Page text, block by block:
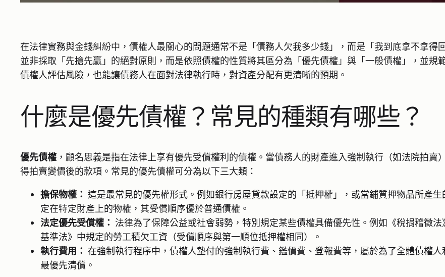
在法律實務與金錢糾紛中，債權人最關心的問題通常不是「債務人欠我多少錢」，而是「我到底拿不拿
並非採取「先搶先贏」的絕對原則，而是依照債權的性質將其區分為「優先債權」與「一般債權」，並
債權人評估風險，也能讓債務人在面對法律執行時，對資產分配有更清晰的預期。
什麼是優先債權？常見的種類有哪些？
優先債權 ，顧名思義是指在法律上享有優先受償權利的債權。當債務人的財產進入強制執行（如法院拍
得拍賣變價後的款項。常見的優先債權可分為以下三大類：
擔保物權： 這是最常見的優先權形式。例如銀行房屋貸款設定的「抵押權」，或當鋪質押物品所產
定在特定財產上的物權，其受償順序優於普通債權。
法定優先受償權： 法律為了保障公益或社會弱勢，特別規定某些債權具備優先性。例如《稅捐稽徵
基準法》中規定的勞工積欠工資（受償順序與第一順位抵押權相同）。
執行費用： 在強制執行程序中，債權人墊付的強制執行費、鑑價費、登報費等，屬於為了全體債權
最優先清償。